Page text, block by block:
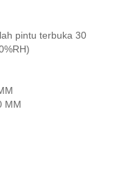
pintu terbuka 30
MM